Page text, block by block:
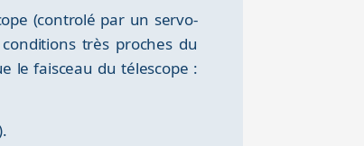
(controlé par un servo-
très proches du
le faisceau du télescope :